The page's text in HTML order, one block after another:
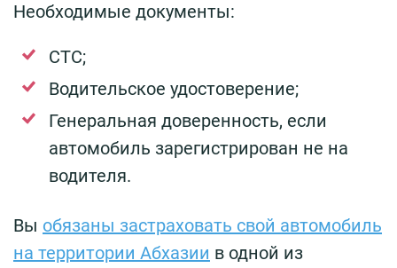
Необходимые документы:
СТС;
Водительское удостоверение;
Генеральная доверенность, если
автомобиль зарегистрирован не на
водителя.
Вы обязаны застраховать свой автомобиль
на территории Абхазии в одной из